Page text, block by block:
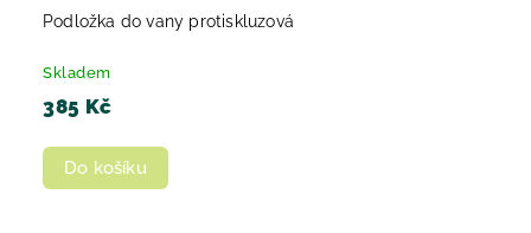
Podložka do vany protiskluzová
Skladem
385 Kč
Do košíku